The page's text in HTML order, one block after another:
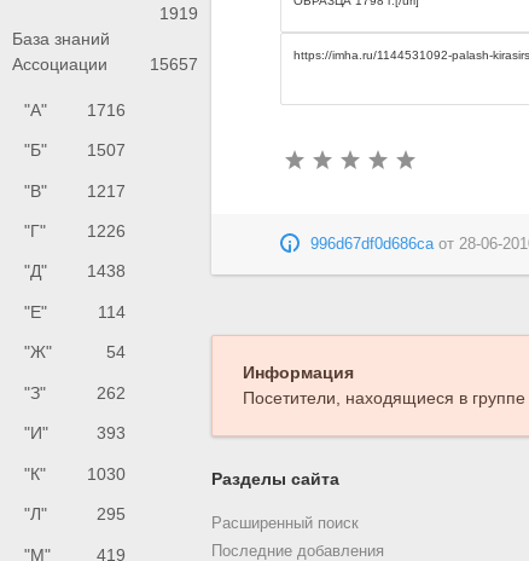
1919
База знаний
Ассоциации
15657
"А" 1716
"Б" 1507
"В" 1217
"Г" 1226
"Д" 1438
"Е" 114
"Ж" 54
"З" 262
"И" 393
"К" 1030
"Л" 295
"М" 419
996d67df0d686caот28-06-
Информация
Посетители, находящиеся в группе
Разделы сайта
Расширенный поиск
Последние добавления